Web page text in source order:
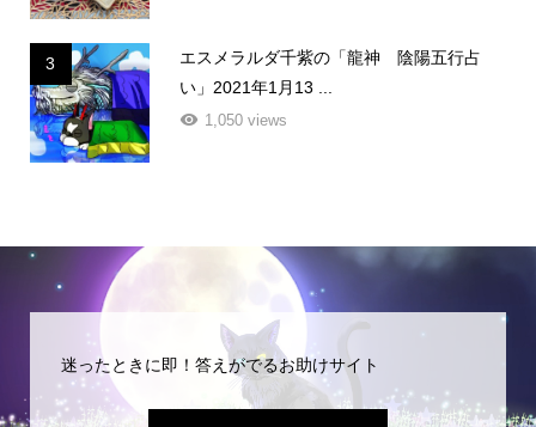
3
エスメラルダ千紫の「龍神 陰陽五行占
い」2021年1月13 ...
1,050 views
迷ったときに即！答えがでるお助けサイト